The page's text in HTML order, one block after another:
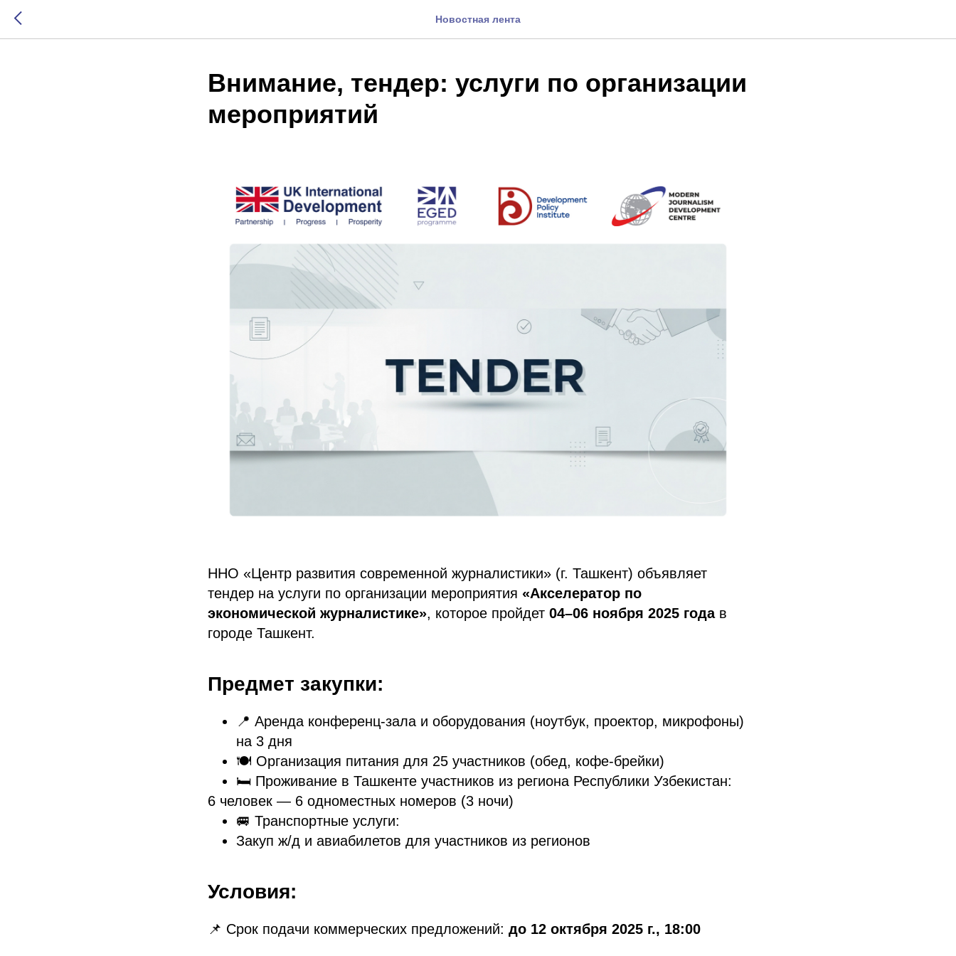
Новостная лента
Внимание, тендер: услуги по организации
мероприятий
ННО «Центр развития современной журналистики» (г. Ташкент) объявляет
тендер на услуги по организации мероприятия «Акселератор по
экономической журналистике», которое пройдет 04–06 ноября 2025 годав
городе Ташкент.
Предмет закупки:
📍 Аренда конференц-зала и оборудования (ноутбук, проектор, микрофоны)
на 3 дня
🍽️ Организация питания для 25 участников (обед, кофе-брейки)
🛏️ Проживание в Ташкенте участников из региона Республики Узбекистан:
6 человек — 6 одноместных номеров (3 ночи)
🚐 Транспортные услуги:
Закуп ж/д и авиабилетов для участников из регионов
Условия:
📌 Срок подачи коммерческих предложений: до 12 октября 2025 г., 18:00